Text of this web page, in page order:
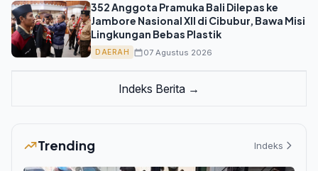
352 Anggota Pramuka Bali Dilepas ke
Jambore Nasional XII di Cibubur, Bawa Misi
Lingkungan Bebas Plastik
DAERAH 07 Agustus 2026
Indeks Berita →
Trending Indeks